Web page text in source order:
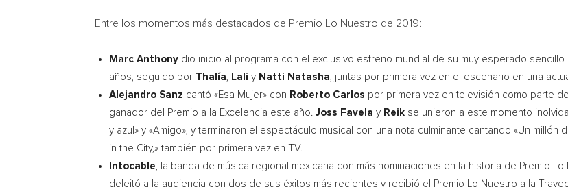
Entre los momentos más destacados de Premio Lo Nuestro de 2019:
Marc Anthony dio inicio al programa con el exclusivo estreno mundial de su muy esperado sencillo
años, seguido por Thalía, Lali y Natti Natasha, juntas por primera vez en el escenario en una
Alejandro Sanz cantó «Esa Mujer» con Roberto Carlos por primera vez en televisión como parte
ganador del Premio a la Excelencia este año. Joss Favela y Reik se unieron a este momento
y azul» y «Amigo», y terminaron el espectáculo musical con una nota culminante cantando «Un
in the City,» también por primera vez en TV.
Intocable, la banda de música regional mexicana con más nominaciones en la historia de Premio
deleitó a la audiencia con dos de sus éxitos más recientes y recibió el Premio Lo Nuestro a la